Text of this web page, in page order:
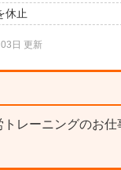
休止
日 更新
レーニングのお